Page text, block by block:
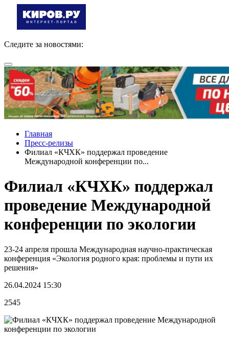
Следите за новостями:
Главная
Пресс-релизы
Филиал «КЧХК» поддержал проведение
Международной конференции по...
Филиал «КЧХК» поддержал
проведение Международной
конференции по экологии
23-24 апреля прошла Международная научно-практическая
конференция «Экология родного края: проблемы и пути их
решения»
26.04.2024 15:30
2545